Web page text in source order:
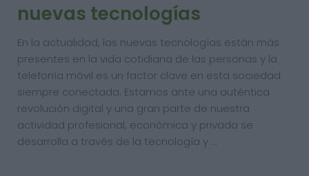
nuevas tecnologías
En la actualidad, las nuevas tecnologías están más
presentes en la vida cotidiana de las personas y la
telefonía móvil es un factor clave en esta sociedad
siempre conectada. Estamos ante una auténtica
revolución digital y una gran parte de nuestra
actividad profesional, económica y privada se
desarrolla a través de la tecnología y …